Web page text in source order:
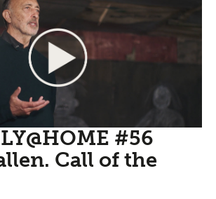
#56
Call of the